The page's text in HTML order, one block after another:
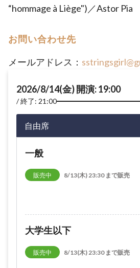
“hommage à Liège")／Astor Pia
お問い合わせ先
メールアドレス：
2026/8/14(金) 開演: 19:00
終了: 21:00
自由席
一般
販売中 8/13(木) 23:30 まで販売
大学生以下
販売中 8/13(木) 23:30 まで販売